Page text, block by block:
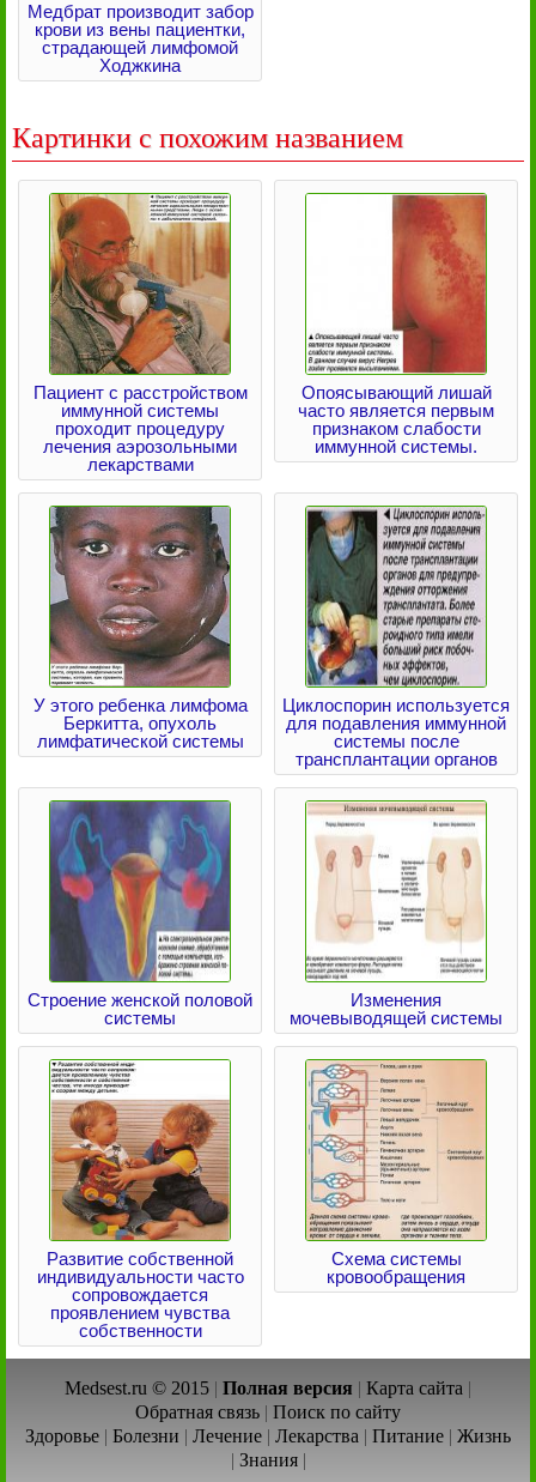
Медбрат производит забор
крови из вены пациентки,
страдающей лимфомой
Ходжкина
Картинки с похожим названием
Пациент с расстройством
иммунной системы
проходит процедуру
лечения аэрозольными
лекарствами
Опоясывающий лишай
часто является первым
признаком слабости
иммунной системы.
У этого ребенка лимфома
Беркитта, опухоль
лимфатической системы
Циклоспорин используется
для подавления иммунной
системы после
трансплантации органов
Строение женской половой
системы
Изменения
мочевыводящей системы
Развитие собственной
индивидуальности часто
сопровождается
проявлением чувства
собственности
Схема системы
кровообращения
Medsest.ru © 2015 | Полная версия | Карта сайта |
Обратная связь | Поиск по сайту
Здоровье | Болезни | Лечение | Лекарства | Питание | Жизнь
| Знания|